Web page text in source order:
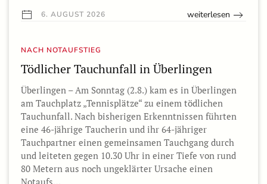
6. AUGUST 2026 weiterlesen
NACH NOTAUFSTIEG
Tödlicher Tauchunfall in Überlingen
Überlingen – Am Sonntag (2.8.) kam es in Überlingen
am Tauchplatz „Tennisplätze“ zu einem tödlichen
Tauchunfall. Nach bisherigen Erkenntnissen führten
eine 46-jährige Taucherin und ihr 64-jähriger
Tauchpartner einen gemeinsamen Tauchgang durch
und leiteten gegen 10.30 Uhr in einer Tiefe von rund
80 Metern aus noch ungeklärter Ursache einen